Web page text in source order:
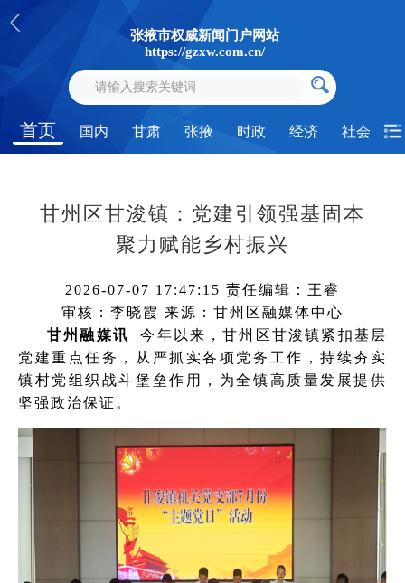
张掖市权威新闻门户网站
https://gzxw.com.cn/
首页 国内 甘肃 张掖 时政 经济 社会
甘州区甘浚镇：党建引领强基固本
聚力赋能乡村振兴
2026-07-07 17:47:15 责任编辑：王睿
审核：李晓霞 来源：甘州区融媒体中心
甘州融媒讯今年以来，甘州区甘浚镇紧扣基层
党建重点任务，从严抓实各项党务工作，持续夯实
镇村党组织战斗堡垒作用，为全镇高质量发展提供
坚强政治保证。